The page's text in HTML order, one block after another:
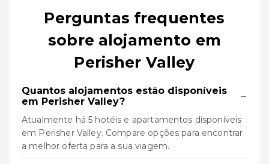
Perguntas frequentes
sobre alojamento em
Perisher Valley
Quantos alojamentos estão disponíveis
em Perisher Valley?
−
Atualmente há 5 hotéis e apartamentos disponíveis
em Perisher Valley. Compare opções para encontrar
a melhor oferta para a sua viagem.